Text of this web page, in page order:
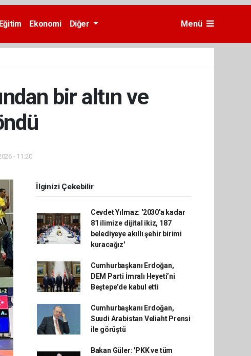
Eğitim Ekonomi Diğer Menü
bir altın ve
- 11:20
İlginizi Çekebilir
Cevdet Yılmaz: '2030'a kadar
81 ilimize dijital ikiz, 187
belediyeye akıllı şehir birimi
kuracağız'
Cumhurbaşkanı Erdoğan,
DEM Parti İmralı Heyeti’ni
Beştepe’de kabul etti
Cumhurbaşkanı Erdoğan,
Suudi Arabistan Veliaht Prensi
ile görüştü
Bakan Güler: 'PKK ve tüm